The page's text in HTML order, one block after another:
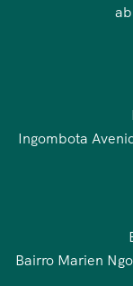
Ingombota
Bairro Marien